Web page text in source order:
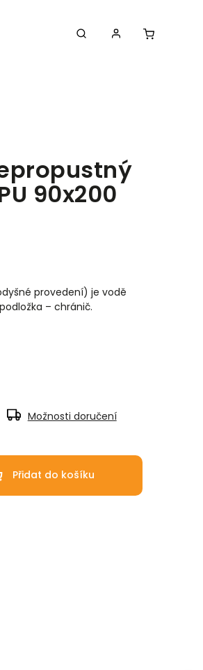
90x200
provedení) je vodě
– chránič.
Možnosti doručení
Přidat do košíku